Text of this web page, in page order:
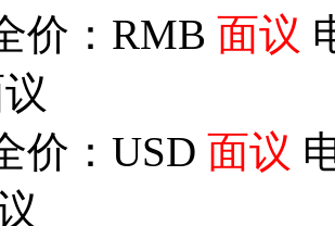
价：RMB 面议
价：USD 面议